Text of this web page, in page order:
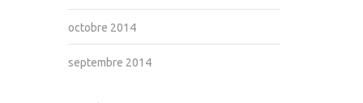
octobre 2014
septembre 2014